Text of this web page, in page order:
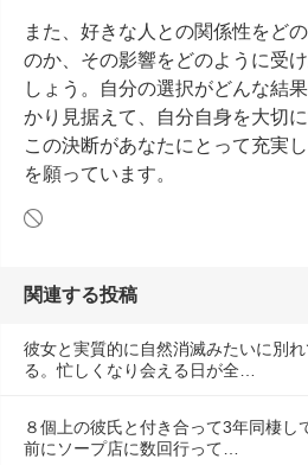
また、好きな人との関係性をど
のか、その影響をどのように受
しょう。自分の選択がどんな結
かり見据えて、自分自身を大切
この決断があなたにとって充実
を願っています。
関連する投稿
彼女と実質的に自然消滅みたいに別
る。忙しくなり会える日が全…
８個上の彼氏と付き合って3年同棲し
前にソープ店に数回行って…